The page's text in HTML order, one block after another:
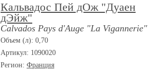
Кальвадос Пей дОж "Дуаен
дЭйж"
Calvados Pays d'Auge "La Vigannerie"
Объем (л): 0,70
Артикул: 1090020
Регион: Франция